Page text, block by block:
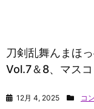
刀剣乱舞んまほ
Vol.7＆8、マス
12月 4, 2025 コ